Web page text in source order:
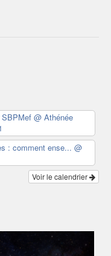
SBPMef@ Athénée
: comment ense... @
Voir le calendrier